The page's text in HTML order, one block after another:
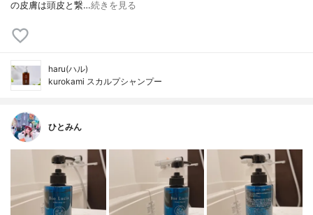
の皮膚は頭皮と繋…続きを見る
haru(ハル)
kurokami スカルプシャンプー
ひとみん